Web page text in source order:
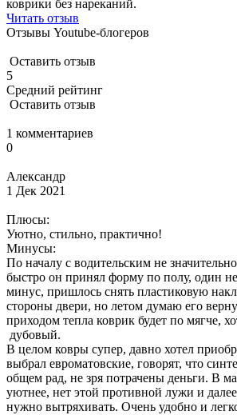
коврики без нареканий.
Читать отзыв
Отзывы Youtube-блогеров
Оставить отзыв
5
Средний рейтинг
Оставить отзыв
1 комментариев
0
Александр
1 Дек 2021
Плюсы:
Уютно, стильно, практично!
Минусы:
По началу с водительским не
быстро он принял форму по полу, один
минус, пришлось снять пластиковую
стороны двери, но летом думаю его
приходом тепла коврик будет по мягче,
дубовый.
В целом ковры супер, давно хотел
выбрал евроматовские, говорят, что
общем рад, не зря потрачены деньги. В
уютнее, нет этой противной лужи и
нужно вытряхивать. Очень удобно и